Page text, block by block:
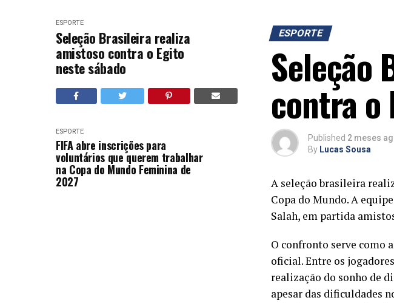
ESPORTE
Seleção Brasileira realiza
amistoso contra o Egito
neste sábado
ESPORTE
FIFA abre inscrições para
voluntários que querem trabalhar
na Copa do Mundo Feminina de
2027
ESPORTE
Seleção
contra o
Published 2 meses
By Lucas Sousa
A seleção brasileira
Copa do Mundo. A
Salah, em partida
O confronto serve como
oficial. Entre os
realização do sonho de
apesar das dificuldades